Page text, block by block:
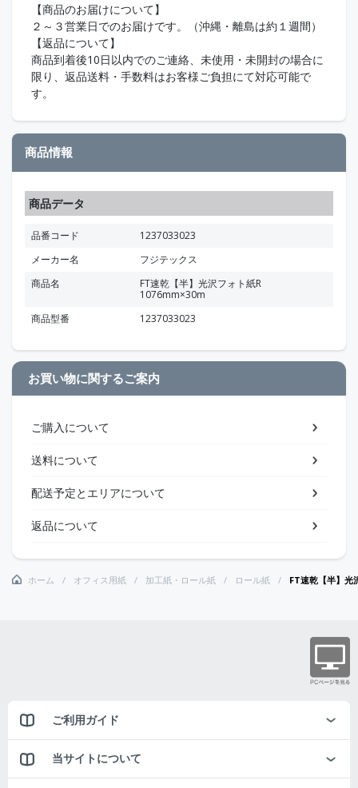
【商品のお届けについて】
２～３営業日でのお届けです。（沖縄・離島は約１週間）
【返品について】
商品到着後10日以内でのご連絡、未使用・未開封の場合に
限り、返品送料・手数料はお客様ご負担にて対応可能で
す。
商品情報
商品データ
品番コード
1237033023
メーカー名
フジテックス
商品名
FT速乾【半】光沢フォト紙R
1076mm×30m
商品型番
1237033023
お買い物に関するご案内
ご購入について
送料について
配送予定とエリアについて
返品について
ホーム オフィス用紙 加工紙・ロール紙 ロール紙 FT速乾【半】
ご利用ガイド
当サイトについて